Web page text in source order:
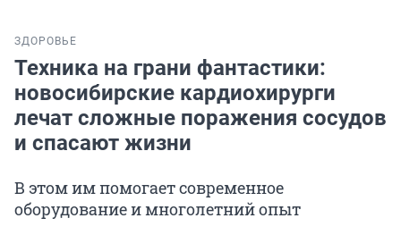
ЗДОРОВЬЕ
Техника на грани фантастики:
новосибирские кардиохирурги
лечат сложные поражения сосудов
и спасают жизни
В этом им помогает современное
оборудование и многолетний опыт